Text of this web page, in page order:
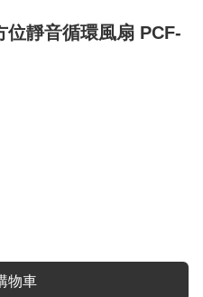
位靜音循環風扇 PCF-
物車